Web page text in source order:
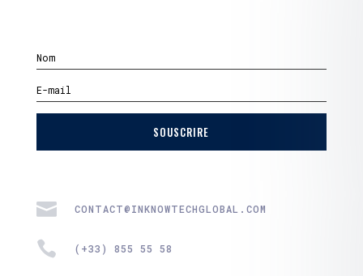
SOUSCRIRE
 CONTACT@INKNOWTECHGLOBAL.COM
 (+33) 855 55 58